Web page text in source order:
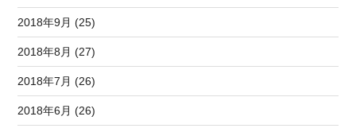
2018年9月 (25)
2018年8月 (27)
2018年7月 (26)
2018年6月 (26)